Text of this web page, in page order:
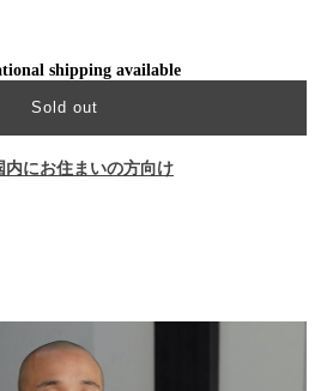
shipping available
Sold out
内にお住まいの方向け